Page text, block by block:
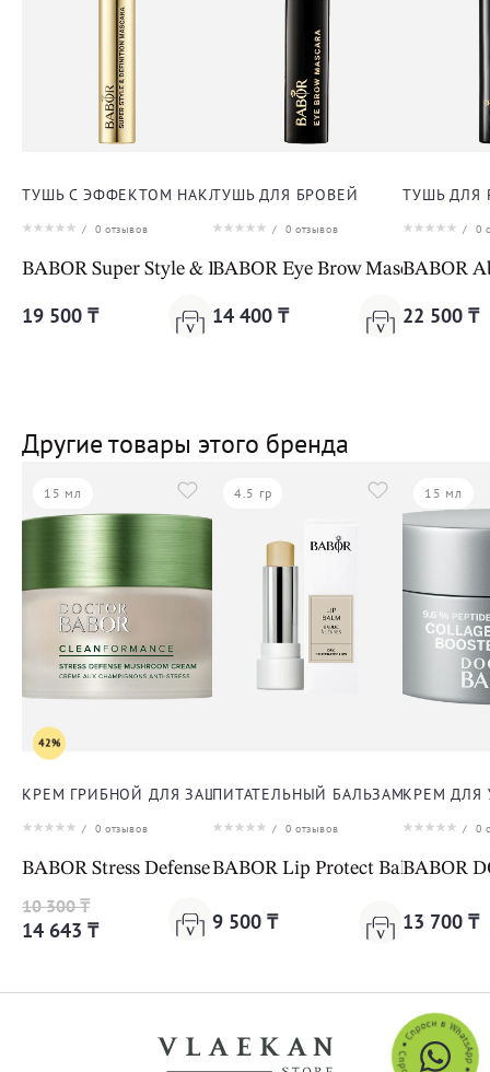
ТУШЬ С ЭФФЕКТОМ НАКЛАДНЫХ РЕСНИЦ
/ 0 отзывов
BABOR Super Style & Definish Mascara Black
19 500 ₸
ТУШЬ ДЛЯ БРОВЕЙ
/ 0 отзывов
BABOR Eye Brow Mascara 03
14 400 ₸
ТУШЬ ДЛЯ
/ 0
BABOR
22 500 ₸
Другие товары этого бренда
15 мл
42%
КРЕМ ГРИБНОЙ ДЛЯ ЗАЩИТЫ ОТ СТРЕССА ДЛЯ ЛИЦА
/ 0 отзывов
BABOR Stress Defense Mushroom Cream
10 300 ₸
14 643 ₸
4.5 гр
ПИТАТЕЛЬНЫЙ БАЛЬЗАМ ДЛЯ ГУБ
/ 0 отзывов
BABOR Lip Protect Balm
9 500 ₸
15 мл
КРЕМ ДЛЯ
/ 0
BABOR
13 700 ₸